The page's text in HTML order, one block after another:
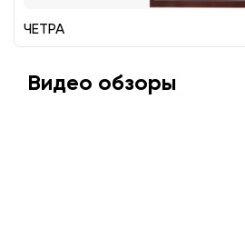
ЧЕТРА
Видео обзоры